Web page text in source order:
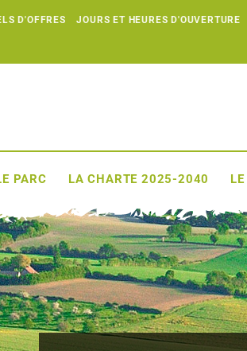
D'OFFRES JOURS ET HEURES D'OUVERTURE
PARC LA CHARTE 2025-2040